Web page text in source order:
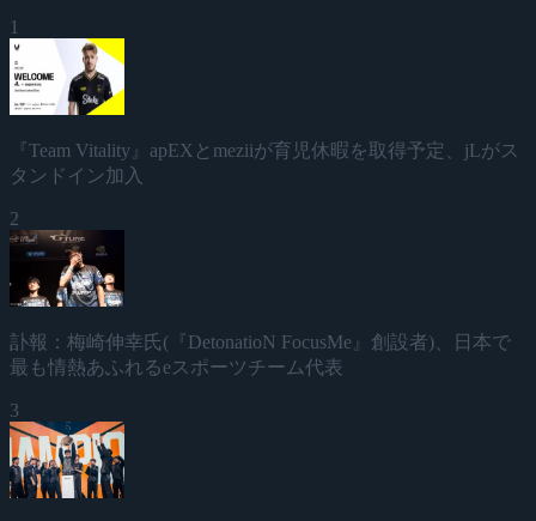
1
『Team Vitality』apEXとmeziiが育児休暇を取得予定、jLがス
タンドイン加入
2
訃報：梅崎伸幸氏(『DetonatioN FocusMe』創設者)、日本で
最も情熱あふれるeスポーツチーム代表
3